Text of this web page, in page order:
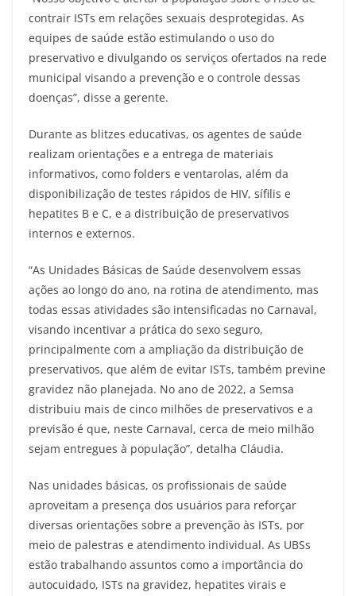
contrair ISTs em relações sexuais desprotegidas. As
equipes de saúde estão estimulando o uso do
preservativo e divulgando os serviços ofertados na rede
municipal visando a prevenção e o controle dessas
doenças”, disse a gerente.
Durante as blitzes educativas, os agentes de saúde
realizam orientações e a entrega de materiais
informativos, como folders e ventarolas, além da
disponibilização de testes rápidos de HIV, sífilis e
hepatites B e C, e a distribuição de preservativos
internos e externos.
“As Unidades Básicas de Saúde desenvolvem essas
ações ao longo do ano, na rotina de atendimento, mas
todas essas atividades são intensificadas no Carnaval,
visando incentivar a prática do sexo seguro,
principalmente com a ampliação da distribuição de
preservativos, que além de evitar ISTs, também previne
gravidez não planejada. No ano de 2022, a Semsa
distribuiu mais de cinco milhões de preservativos e a
previsão é que, neste Carnaval, cerca de meio milhão
sejam entregues à população”, detalha Cláudia.
Nas unidades básicas, os profissionais de saúde
aproveitam a presença dos usuários para reforçar
diversas orientações sobre a prevenção às ISTs, por
meio de palestras e atendimento individual. As UBSs
estão trabalhando assuntos como a importância do
autocuidado, ISTs na gravidez, hepatites virais e